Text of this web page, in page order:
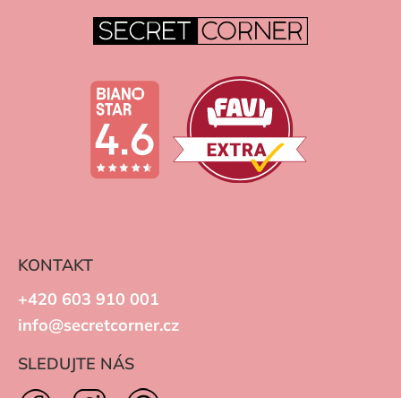
KONTAKT
+420 603 910 001
info@secretcorner.cz
SLEDUJTE NÁS